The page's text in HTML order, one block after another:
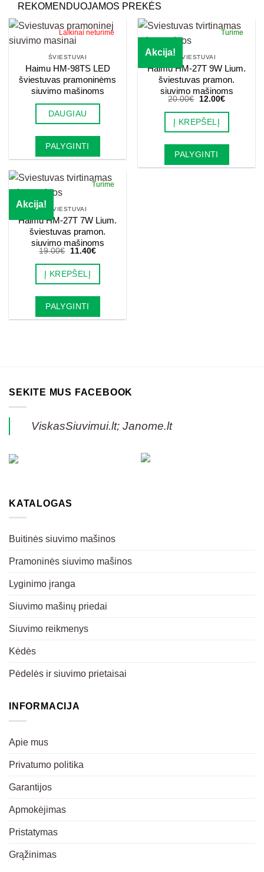
REKOMENDUOJAMOS PREKĖS
Laikinai neturime
ŠVIESTUVAI
Haimu HM-98TS LED
šviestuvas pramoninėms
siuvimo mašinoms
DAUGIAU
PALYGINTI
Akcija!
Turime
ŠVIESTUVAI
Haimu HM-27T 9W Lium.
šviestuvas pramon.
siuvimo mašinoms
20.00€
Original
was:
20.00€.
12.00€Current
is:
Į KREPŠELĮ
PALYGINTI
Akcija!
Turime
ŠVIESTUVAI
Haimu HM-27T 7W Lium.
šviestuvas pramon.
siuvimo mašinoms
19.00€
Original
was:
19.00€.
11.40€Current
is:
Į KREPŠELĮ
PALYGINTI
SEKITE MUS FACEBOOK
ViskasSiuvimui.lt; Janome.lt
KATALOGAS
Buitinės siuvimo mašinos
Pramoninės siuvimo mašinos
Lyginimo įranga
Siuvimo mašinų priedai
Siuvimo reikmenys
Kėdės
Pėdelės ir siuvimo prietaisai
INFORMACIJA
Apie mus
Privatumo politika
Garantijos
Apmokėjimas
Pristatymas
Grąžinimas